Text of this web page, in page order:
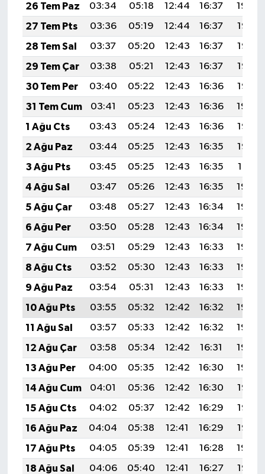
26 Tem Paz
03:34 05:18 12:44 16:37
19:59
27 Tem Pts
03:36 05:19 12:44 16:37
19:58
28 Tem Sal
03:37 05:20 12:43 16:37
19:57
29 Tem Çar
03:38 05:21 12:43 16:37
19:56
30 Tem Per
03:40 05:22 12:43 16:36
19:55
31 Tem Cum
03:41 05:23 12:43 16:36
19:54
1 Ağu Cts
03:43 05:24 12:43 16:36
19:53
2 Ağu Paz
03:44 05:25 12:43 16:35
19:52
3 Ağu Pts
03:45 05:25 12:43 16:35
19:51
4 Ağu Sal
03:47 05:26 12:43 16:35
19:50
5 Ağu Çar
03:48 05:27 12:43 16:34
19:49
6 Ağu Per
03:50 05:28 12:43 16:34
19:48
7 Ağu Cum
03:51 05:29 12:43 16:33
19:46
8 Ağu Cts
03:52 05:30 12:43 16:33
19:45
9 Ağu Paz
03:54 05:31 12:43 16:33
19:44
10 Ağu Pts
03:55 05:32 12:42 16:32
19:43
11 Ağu Sal
03:57 05:33 12:42 16:32
19:42
12 Ağu Çar
03:58 05:34 12:42 16:31
19:40
13 Ağu Per
04:00 05:35 12:42 16:30
19:39
14 Ağu Cum
04:01 05:36 12:42 16:30
19:38
15 Ağu Cts
04:02 05:37 12:42 16:29
19:36
16 Ağu Paz
04:04 05:38 12:41 16:29
19:35
17 Ağu Pts
04:05 05:39 12:41 16:28
19:34
18 Ağu Sal
04:06 05:40 12:41 16:27
19:32